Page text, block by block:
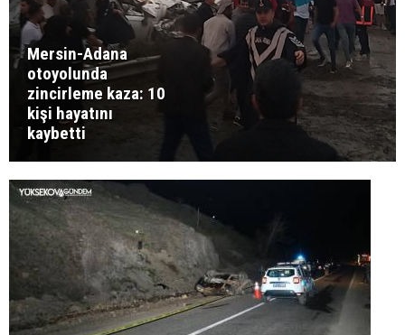
Mersin-Adana
otoyolunda
zincirleme kaza: 10
kişi hayatını
kaybetti